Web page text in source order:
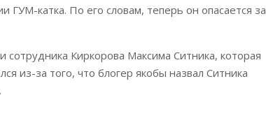
катка. По его словам, теперь он опасается за
Киркорова Максима Ситника, которая
из-за того, что блогер якобы назвал Ситника